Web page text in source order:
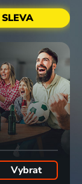
Vybrat